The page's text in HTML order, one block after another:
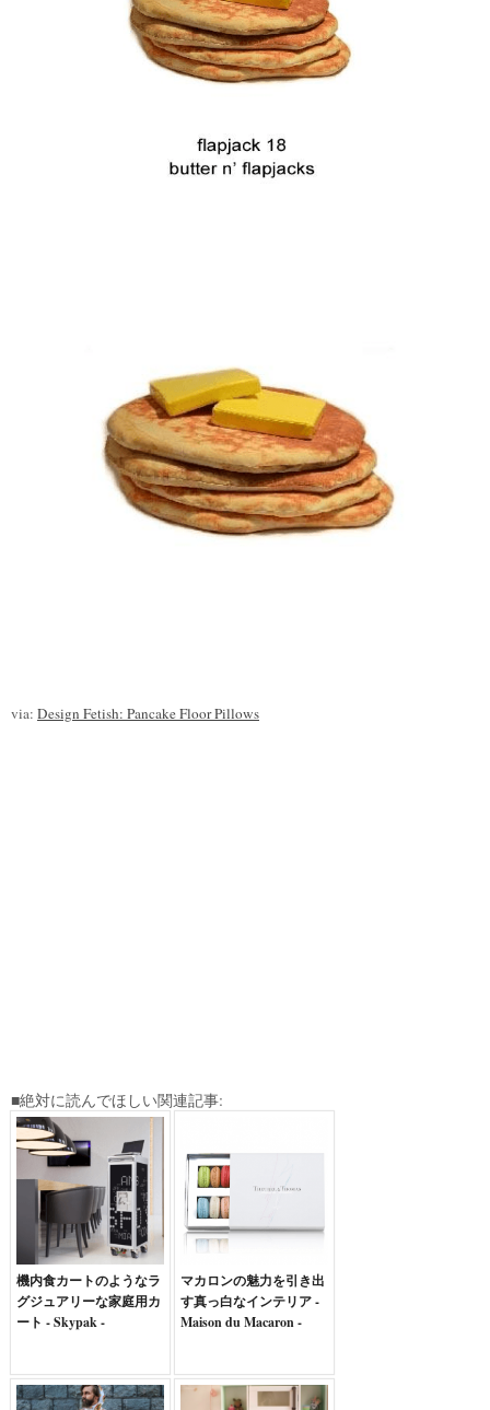
via: Design Fetish: Pancake Floor Pillows
■絶対に読んでほしい関連記事:
機内食カートのようなラ
グジュアリーな家庭用カ
ート - Skypak -
マカロンの魅力を引き出
す真っ白なインテリア -
Maison du Macaron -